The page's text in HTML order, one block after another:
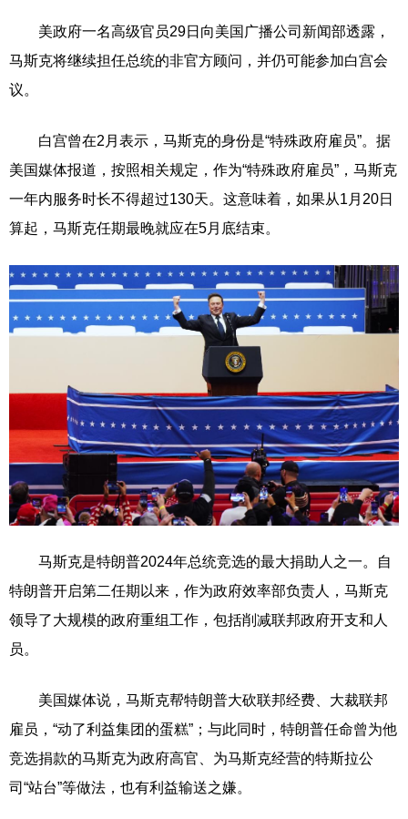
美政府一名高级官员29日向美国广播公司新闻部透露，
马斯克将继续担任总统的非官方顾问，并仍可能参加白宫会
议。
白宫曾在2月表示，马斯克的身份是“特殊政府雇员”。据
美国媒体报道，按照相关规定，作为“特殊政府雇员”，马斯克
一年内服务时长不得超过130天。这意味着，如果从1月20日
算起，马斯克任期最晚就应在5月底结束。
马斯克是特朗普2024年总统竞选的最大捐助人之一。自
特朗普开启第二任期以来，作为政府效率部负责人，马斯克
领导了大规模的政府重组工作，包括削减联邦政府开支和人
员。
美国媒体说，马斯克帮特朗普大砍联邦经费、大裁联邦
雇员，“动了利益集团的蛋糕”；与此同时，特朗普任命曾为他
竞选捐款的马斯克为政府高官、为马斯克经营的特斯拉公
司“站台”等做法，也有利益输送之嫌。